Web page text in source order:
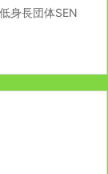
身長団体SEN